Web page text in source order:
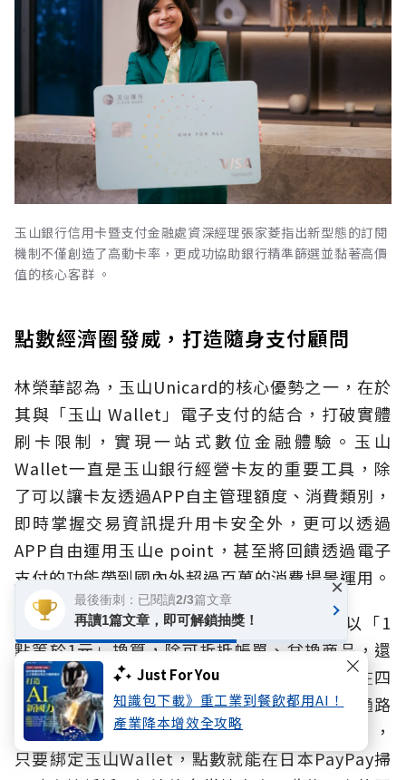
Just For You
知識包下載》重工業到餐飲都用AI！
產業降本增效全攻略
玉山銀行信用卡暨支付金融處資深經理張家菱指出新型態的訂閱
機制不僅創造了高動卡率，更成功協助銀行精準篩選並黏著高價
值的核心客群 。
點數經濟圈發威，打造隨身支付顧問
林榮華認為，玉山Unicard的核心優勢之一，在於
其與「玉山 Wallet」電子支付的結合，打破實體
刷卡限制，實現一站式數位金融體驗。玉山
Wallet一直是玉山銀行經營卡友的重要工具，除
了可以讓卡友透過APP自主管理額度、消費類別，
即時掌握交易資訊提升用卡安全外，更可以透過
APP自由運用玉山e point，甚至將回饋透過電子
支付的功能帶到國內外超過百萬的消費場景運用。
Unicard的回饋點數採「玉山 e point」，以「1
點等於1元」換算，除可折抵帳單、兌換商品，還
具備有三大特色：一是「生活化」，點數可以在四
大超商、全聯等全台超過60萬個 TWQR 掃碼通路
直接折抵消費，涵蓋通路最廣，二是「國際化」，
只要綁定玉山Wallet，點數就能在日本PayPay掃
最後衝刺：已閱讀2/3篇文章
再讀1篇文章，即可解鎖抽獎！
×